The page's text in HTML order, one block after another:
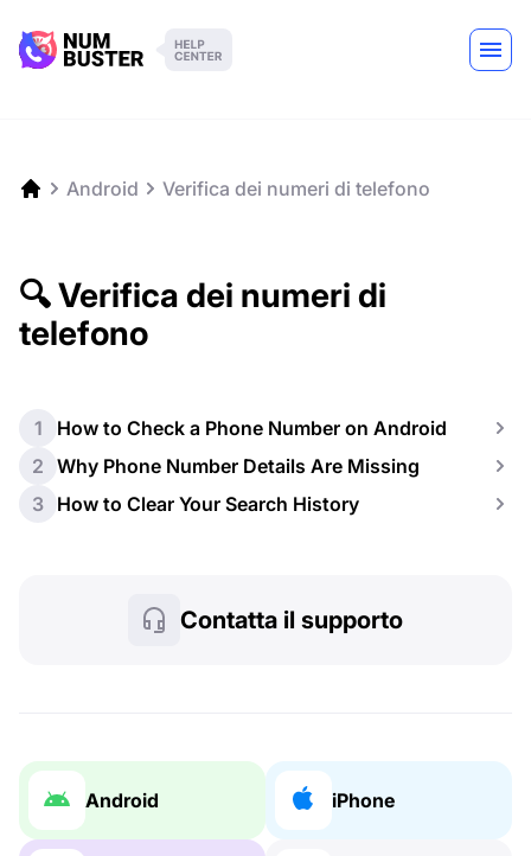
Android Verifica dei numeri di telefono
🔍 Verifica dei numeri di
telefono
1
How to Check a Phone Number on Android
2 Why Phone Number Details Are Missing
3 How to Clear Your Search History
Contatta il supporto
Android iPhone